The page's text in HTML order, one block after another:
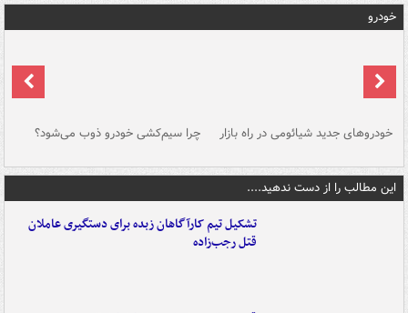
خودرو
خودروهای جدید شیائومی در راه بازار چرا سیم‌کشی خودرو ذوب می‌شود؟
این مطالب را از دست ندهید....
تشکیل تیم کارآگاهان زبده برای دستگیری عاملان
قتل رجب‌زاده